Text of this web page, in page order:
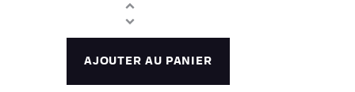
AJOUTER AU PANIER